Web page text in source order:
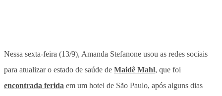
Nessa sexta-feira (13/9), Amanda Stefanone usou as redes sociais
para atualizar o estado de saúde de Maidê Mahl, que foi
encontrada ferida em um hotel de São Paulo, após alguns dias